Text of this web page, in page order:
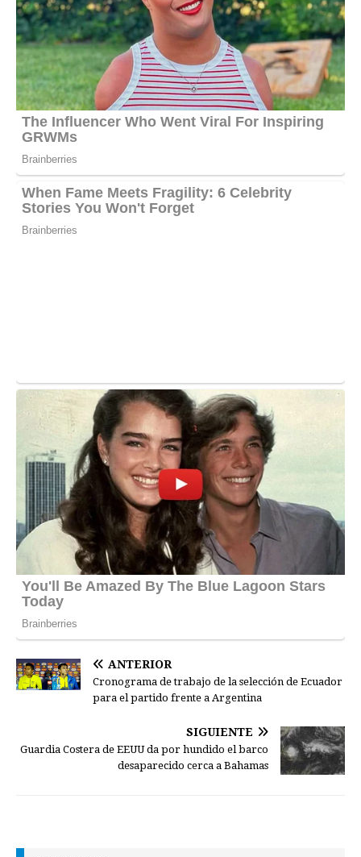
ANTERIOR
Cronograma de trabajo de la selección de Ecuador
para el partido frente a Argentina
SIGUIENTE
Guardia Costera de EEUU da por hundido el barco
desaparecido cerca a Bahamas